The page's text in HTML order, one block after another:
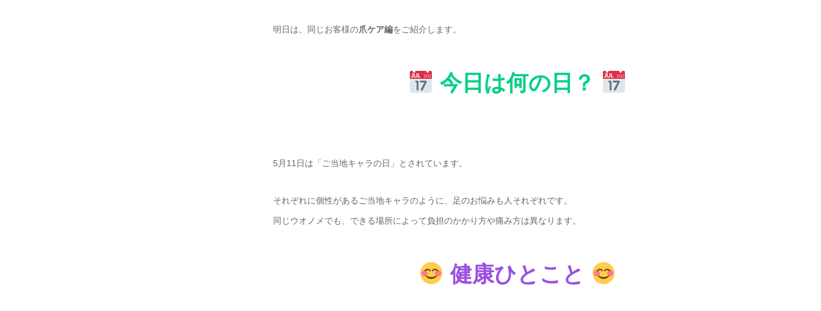
明日は、同じお客様の爪ケア編をご紹介します。
今日は何の日？
5月11日は「ご当地キャラの日」とされています。
それぞれに個性があるご当地キャラのように、足のお悩みも人それぞれです。
同じウオノメでも、できる場所によって負担のかかり方や痛み方は異なります。
健康ひとこと